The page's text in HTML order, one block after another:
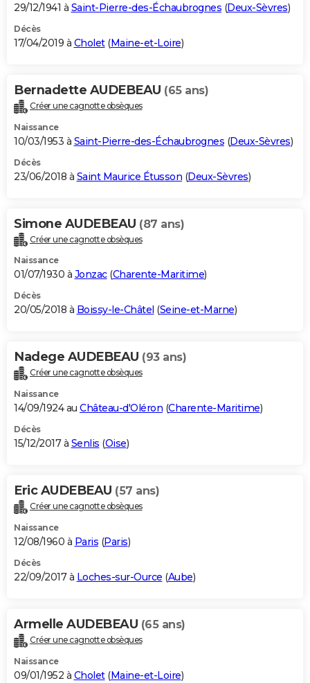
29/12/1941 à Saint-Pierre-des-Échaubrognes (Deux-Sèvres)
Décès
17/04/2019 à Cholet(Maine-et-Loire)
Bernadette AUDEBEAU (65 ans)
Créer une cagnotte obsèques
Naissance
10/03/1953 à Saint-Pierre-des-Échaubrognes (Deux-Sèvres)
Décès
23/06/2018 à Saint Maurice Étusson (Deux-Sèvres)
Simone AUDEBEAU (87 ans)
Créer une cagnotte obsèques
Naissance
01/07/1930 à Jonzac(Charente-Maritime)
Décès
20/05/2018 à Boissy-le-Châtel (Seine-et-Marne)
Nadege AUDEBEAU (93 ans)
Créer une cagnotte obsèques
Naissance
14/09/1924 au Château-d'Oléron (Charente-Maritime)
Décès
15/12/2017 à Senlis (Oise)
Eric AUDEBEAU (57 ans)
Créer une cagnotte obsèques
Naissance
12/08/1960 à Paris (Paris)
Décès
22/09/2017 à Loches-sur-Ource (Aube)
Armelle AUDEBEAU (65 ans)
Créer une cagnotte obsèques
Naissance
09/01/1952 à Cholet(Maine-et-Loire)